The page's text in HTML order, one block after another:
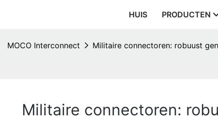
HUIS PRODUCTEN
MOCO Interconnect Militaire connectoren: robuust
Militaire connectoren: